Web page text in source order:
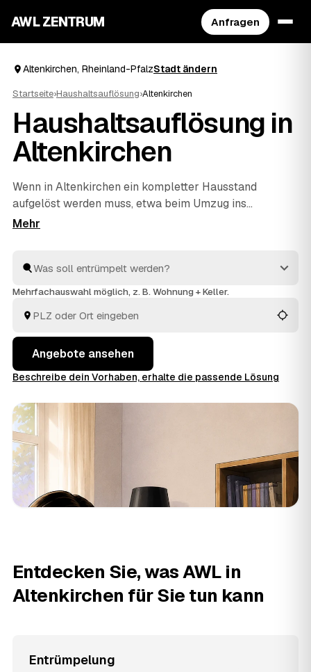
AWL ZENTRUM Anfragen
Altenkirchen, Rheinland-PfalzStadt ändern
Startseite›Haushaltsauflösung›Altenkirchen
Haushaltsauflösung in
Altenkirchen
Wenn in Altenkirchen ein kompletter Hausstand
aufgelöst werden muss, etwa beim Umzug ins
Pflegeheim oder im Nachlass, hilft AWL beim einfachen
rechnen Ihnen Festpreise – verwertbare Gegenstände
werden auf die Kosten angerechnet. Die Profis arbeiten
besenreinen Übergabe. Sie müssen nur die Angebote
vergleichen und entscheiden.
Mehrfachauswahl möglich, z. B. Wohnung + Keller.
Angebote ansehen
Beschreibe dein Vorhaben, erhalte die passende Lösung
Entdecken Sie, was AWL in
Altenkirchen für Sie tun kann
Entrümpelung